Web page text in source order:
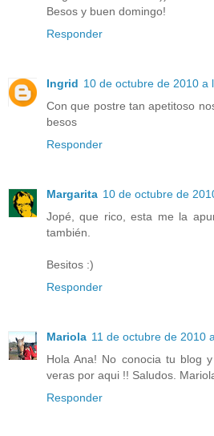
Besos y buen domingo!
Responder
Ingrid 10 de octubre de 2010 a
Con que postre tan apetitoso
besos
Responder
Margarita 10 de octubre de
Jopé, que rico, esta me la
también.
Besitos :)
Responder
Mariola 11 de octubre de 2010
Hola Ana! No conocia tu blog
veras por aqui !! Saludos.
Responder